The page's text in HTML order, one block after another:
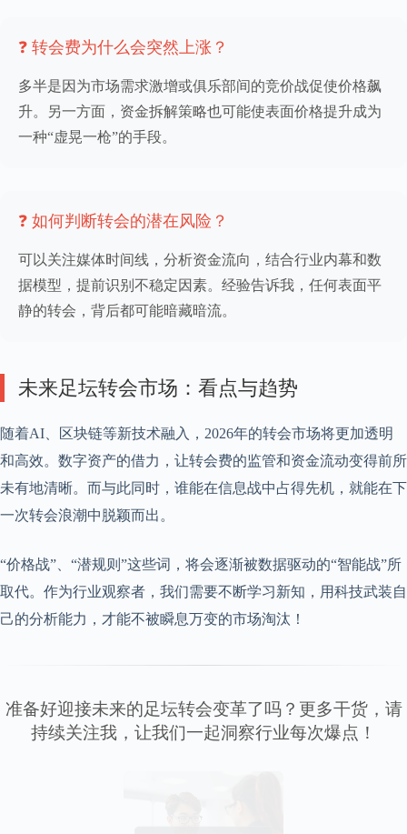
❓ 转会费为什么会突然上涨？
多半是因为市场需求激增或俱乐部间的竞价战促使价格飙
升。另一方面，资金拆解策略也可能使表面价格提升成为
一种“虚晃一枪”的手段。
❓ 如何判断转会的潜在风险？
可以关注媒体时间线，分析资金流向，结合行业内幕和数
据模型，提前识别不稳定因素。经验告诉我，任何表面平
静的转会，背后都可能暗藏暗流。
未来足坛转会市场：看点与趋势
随着AI、区块链等新技术融入，2026年的转会市场将更加透明
和高效。数字资产的借力，让转会费的监管和资金流动变得前所
未有地清晰。而与此同时，谁能在信息战中占得先机，就能在下
一次转会浪潮中脱颖而出。
“价格战”、“潜规则”这些词，将会逐渐被数据驱动的“智能战”所
取代。作为行业观察者，我们需要不断学习新知，用科技武装自
己的分析能力，才能不被瞬息万变的市场淘汰！
准备好迎接未来的足坛转会变革了吗？更多干货，请
持续关注我，让我们一起洞察行业每次爆点！